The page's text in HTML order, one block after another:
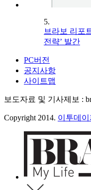
5.
브라보 리포
전략’ 발간
PC버전
공지사항
사이트맵
보도자료 및 기사제보 :
Copyright 2014. 이투데이